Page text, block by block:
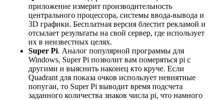
приложение измерит производительность
центрального процессора, системы ввода-вывода и
3D графики. Бесплатная версия блестит рекламой и
отсылает результаты на свой сервер, где использует
их в неизвестных целях.
Super Pi. Аналог популярной программы для
Windows, Super Pi позволит вам померяться pi с
другими и выяснить наконец кто круче. Если
Quadrant для показа очков использует невнятные
попугаи, то Super Pi выводит время подсчета
заданного количества знаков числа pi, что намного